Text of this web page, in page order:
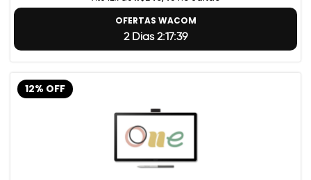
OFERTAS WACOM
2 Dias 2:17:38
12% OFF